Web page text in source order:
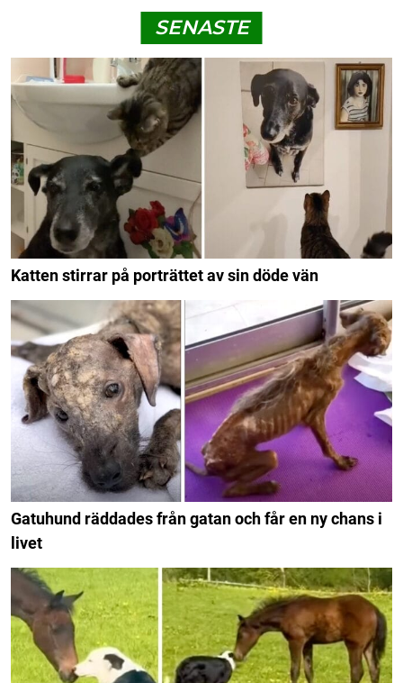
SENASTE
Katten stirrar på porträttet av sin döde vän
Gatuhund räddades från gatan och får en ny chans i
livet